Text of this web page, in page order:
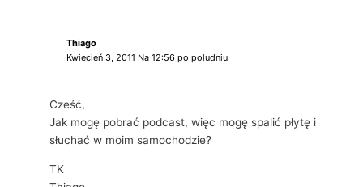
Thiago
Kwiecień 3, 2011 Na 12:56 po południu
Cześć,
Jak mogę pobrać podcast, więc mogę spalić płytę i
słuchać w moim samochodzie?
TK